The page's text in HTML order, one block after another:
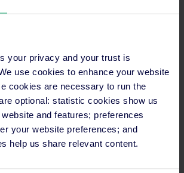
your privacy and your trust is
use cookies to enhance your website
cookies are necessary to run the
optional: statistic cookies show us
and features; preferences
your website preferences; and
help us share relevant content.
Guest Engagement
a partir de experiências personalizadas e
desde a reserva até ao check-out.